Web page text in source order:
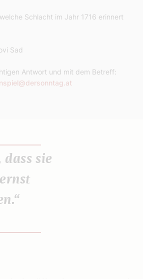
Schlacht im Jahr 1716 erinnert
Sad
Antwort und mit dem Betreff:
dass sie